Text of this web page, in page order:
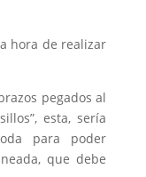
hora de realizar
pegados al
esta, sería
para poder
que debe